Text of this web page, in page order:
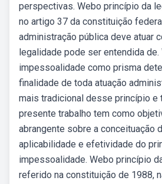
perspectivas. Webo princípio da
no artigo 37 da constituição
administração pública deve atuar
legalidade pode ser entendida de.
impessoalidade como prisma
finalidade de toda atuação
mais tradicional desse princípio e
presente trabalho tem como
abrangente sobre a conceituação
aplicabilidade e efetividade do
impessoalidade. Webo princípio
referido na constituição de 1988,